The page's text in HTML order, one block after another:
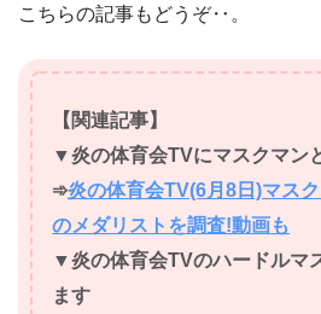
こちらの記事もどうぞ‥。
【関連記事】
▼炎の体育会TVにマスクマン
➾炎の体育会TV(6月8日)マス
のメダリストを調査!動画も
▼炎の体育会TVのハードルマ
ます